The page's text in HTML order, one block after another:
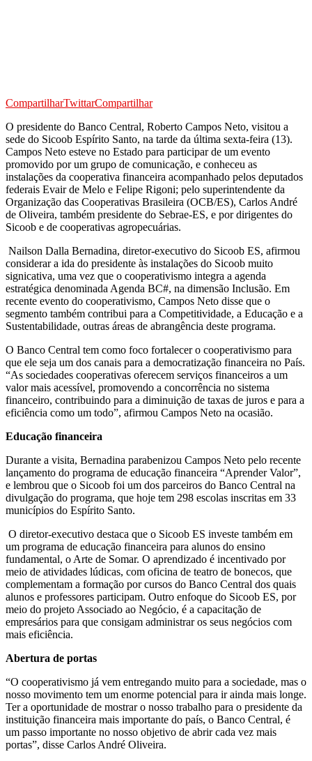
CompartilharTwittarCompartilhar
O presidente do Banco Central, Roberto Campos Neto, visitou a
sede do Sicoob Espírito Santo, na tarde da última sexta-feira (13).
Campos Neto esteve no Estado para participar de um evento
promovido por um grupo de comunicação, e conheceu as
instalações da cooperativa financeira acompanhado pelos deputados
federais Evair de Melo e Felipe Rigoni; pelo superintendente da
Organização das Cooperativas Brasileira (OCB/ES), Carlos André
de Oliveira, também presidente do Sebrae-ES, e por dirigentes do
Sicoob e de cooperativas agropecuárias.
Nailson Dalla Bernadina, diretor-executivo do Sicoob ES, afirmou
considerar a ida do presidente às instalações do Sicoob muito
signicativa, uma vez que o cooperativismo integra a agenda
estratégica denominada Agenda BC#, na dimensão Inclusão. Em
recente evento do cooperativismo, Campos Neto disse que o
segmento também contribui para a Competitividade, a Educação e a
Sustentabilidade, outras áreas de abrangência deste programa.
O Banco Central tem como foco fortalecer o cooperativismo para
que ele seja um dos canais para a democratização financeira no País.
“As sociedades cooperativas oferecem serviços financeiros a um
valor mais acessível, promovendo a concorrência no sistema
financeiro, contribuindo para a diminuição de taxas de juros e para a
eficiência como um todo”, afirmou Campos Neto na ocasião.
Educação financeira
Durante a visita, Bernadina parabenizou Campos Neto pelo recente
lançamento do programa de educação financeira “Aprender Valor”,
e lembrou que o Sicoob foi um dos parceiros do Banco Central na
divulgação do programa, que hoje tem 298 escolas inscritas em 33
municípios do Espírito Santo.
O diretor-executivo destaca que o Sicoob ES investe também em
um programa de educação financeira para alunos do ensino
fundamental, o Arte de Somar. O aprendizado é incentivado por
meio de atividades lúdicas, com oficina de teatro de bonecos, que
complementam a formação por cursos do Banco Central dos quais
alunos e professores participam. Outro enfoque do Sicoob ES, por
meio do projeto Associado ao Negócio, é a capacitação de
empresários para que consigam administrar os seus negócios com
mais eficiência.
Abertura de portas
“O cooperativismo já vem entregando muito para a sociedade, mas o
nosso movimento tem um enorme potencial para ir ainda mais longe.
Ter a oportunidade de mostrar o nosso trabalho para o presidente da
instituição financeira mais importante do país, o Banco Central, é
um passo importante no nosso objetivo de abrir cada vez mais
portas”, disse Carlos André Oliveira.